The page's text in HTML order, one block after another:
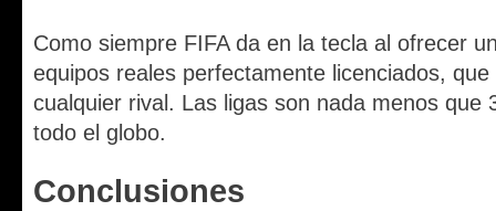
Como siempre FIFA da en la tecla al ofrecer
equipos reales perfectamente licenciados,
cualquier rival. Las ligas son nada menos que
todo el globo.
Conclusiones